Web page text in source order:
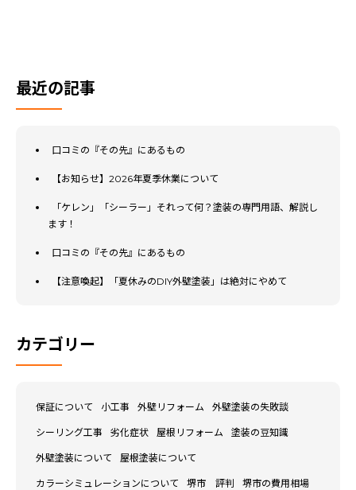
最近の記事
口コミの『その先』にあるもの
【お知らせ】2026年夏季休業について
「ケレン」「シーラー」それって何？塗装の専門用語、解説し
ます！
口コミの『その先』にあるもの
【注意喚起】「夏休みのDIY外壁塗装」は絶対にやめて
カテゴリー
保証について 小工事 外壁リフォーム 外壁塗装の失敗談
シーリング工事 劣化症状 屋根リフォーム 塗装の豆知識
外壁塗装について 屋根塗装について
カラーシミュレーションについて 堺市 評判 堺市の費用相場